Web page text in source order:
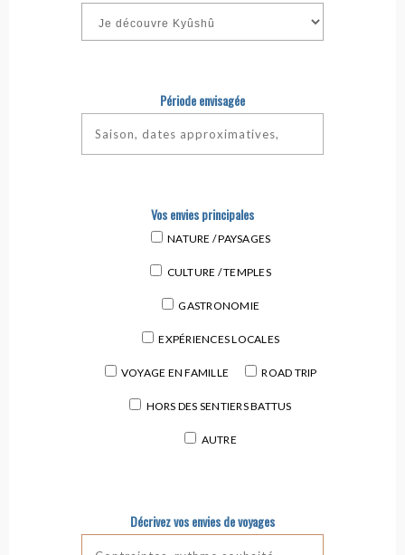
Période envisagée
Vos envies principales
NATURE / PAYSAGES
CULTURE / TEMPLES
GASTRONOMIE
EXPÉRIENCES LOCALES
VOYAGE EN FAMILLE ROAD TRIP
HORS DES SENTIERS BATTUS
AUTRE
Décrivez vos envies de voyages